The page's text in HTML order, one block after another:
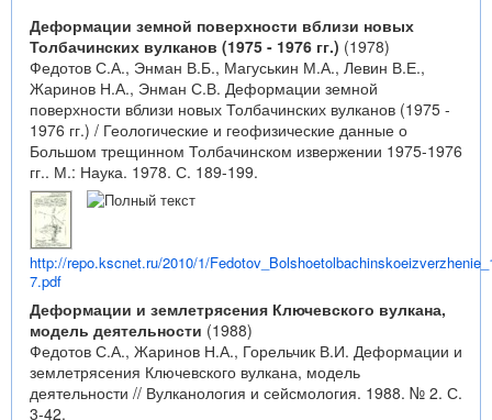
Деформации земной поверхности вблизи новых
Толбачинских вулканов (1975 - 1976 гг.) (1978)
Федотов С.А., Энман В.Б., Магуськин М.А., Левин В.Е.,
Жаринов Н.А., Энман С.В. Деформации земной
поверхности вблизи новых Толбачинских вулканов (1975 -
1976 гг.) / Геологические и геофизические данные о
Большом трещинном Толбачинском извержении 1975-1976
гг.. М.: Наука. 1978. С. 189-199.
http://repo.kscnet.ru/2010/1/
7.pdf
Деформации и землетрясения Ключевского вулкана,
модель деятельности (1988)
Федотов С.А., Жаринов Н.А., Горельчик В.И. Деформации и
землетрясения Ключевского вулкана, модель
деятельности // Вулканология и сейсмология. 1988. № 2. С.
3-42.